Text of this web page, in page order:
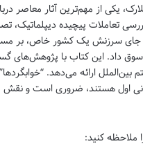
رفت” اثر کریستوفر کلارک، یکی از مهم‌ترین
تعاملات پیچیده دیپلماتیک،
جای سرزنش یک کشور خاص، بر
داد. این کتاب با پژوهش‌های
ارائه می‌دهد.
اول هستند، ضروری است و نقش
ملاحظه کنید: